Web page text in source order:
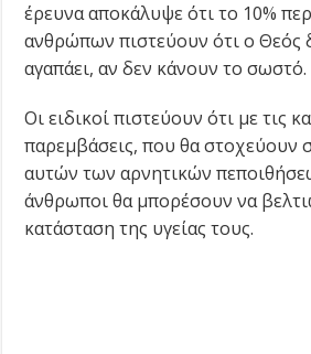
έρευνα αποκάλυψε ότι το 10%
ανθρώπων πιστεύουν ότι ο Θεός
αγαπάει, αν δεν κάνουν το σωστό.
Οι ειδικοί πιστεύουν ότι με τις
παρεμβάσεις, που θα στοχεύουν
αυτών των αρνητικών
άνθρωποι θα μπορέσουν να
κατάσταση της υγείας τους.